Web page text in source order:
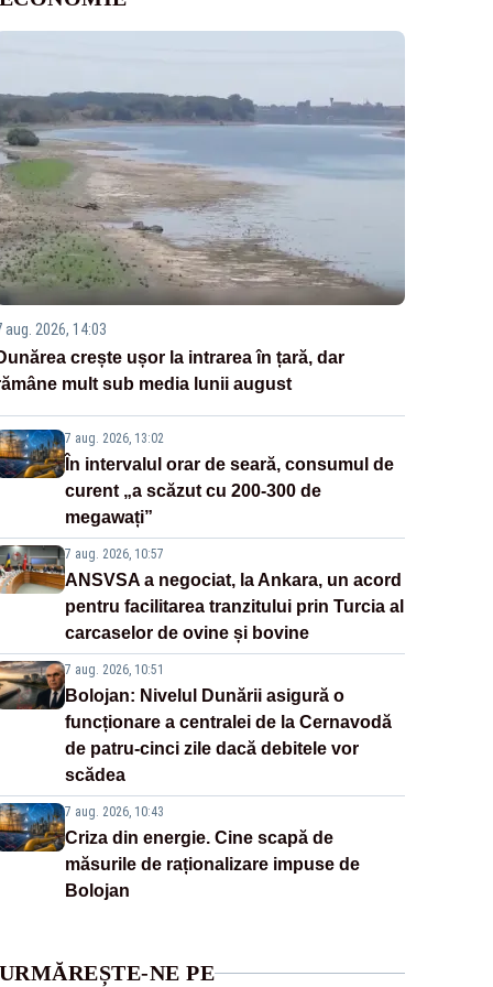
aug. 2026, 14:03
crește ușor la intrarea în țară, dar
mult sub media lunii august
7 aug. 2026, 13:02
În intervalul orar de seară, consumul de
curent „a scăzut cu 200-300 de
megawați”
7 aug. 2026, 10:57
ANSVSA a negociat, la Ankara, un acord
pentru facilitarea tranzitului prin Turcia al
carcaselor de ovine și bovine
7 aug. 2026, 10:51
Bolojan: Nivelul Dunării asigură o
funcționare a centralei de la Cernavodă
de patru-cinci zile dacă debitele vor
scădea
7 aug. 2026, 10:43
Criza din energie. Cine scapă de
măsurile de raționalizare impuse de
Bolojan
URMĂREȘTE-NE PE